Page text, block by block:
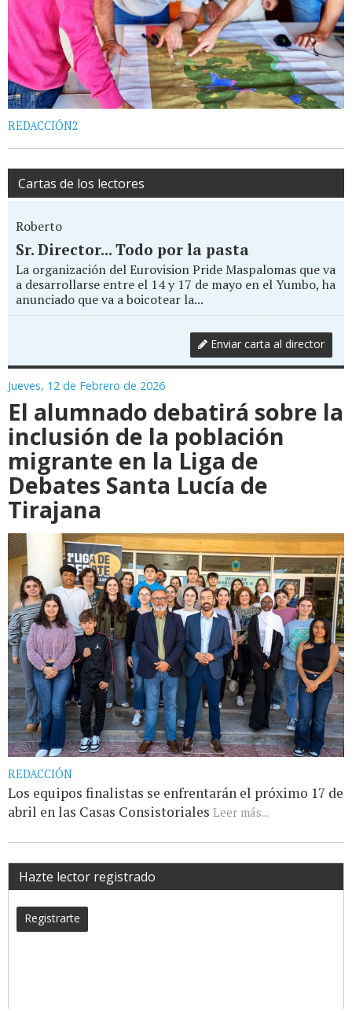
REDACCIÓN2
Cartas de los lectores
Roberto
Sr. Director... Todo por la pasta
La organización del Eurovision Pride Maspalomas que va
a desarrollarse entre el 14 y 17 de mayo en el Yumbo, ha
anunciado que va a boicotear la...
Enviar carta al director
Jueves, 12 de Febrero de 2026
El alumnado debatirá sobre la
inclusión de la población
migrante en la Liga de
Debates Santa Lucía de
Tirajana
REDACCIÓN
Los equipos finalistas se enfrentarán el próximo 17 de
abril en las Casas Consistoriales Leer más...
Hazte lector registrado
Registrarte